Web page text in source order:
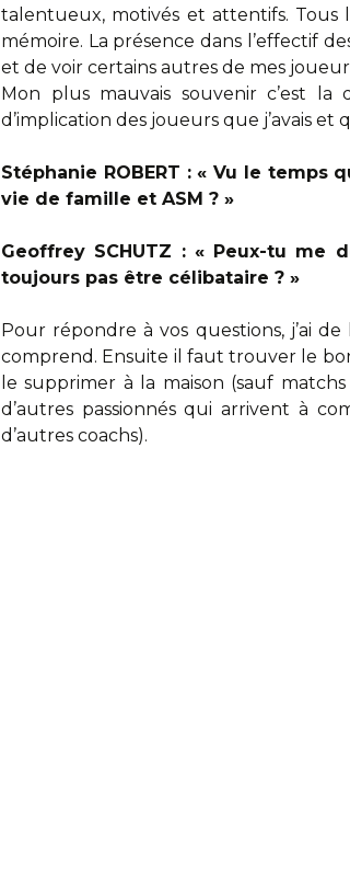
talentueux, motivés et attentifs. Tous
mémoire. La présence dans l’effectif
et de voir certains autres de mes
Mon plus mauvais souvenir c’est
d’implication des joueurs que j’avais
Stéphanie ROBERT : « Vu le
vie de famille et ASM ? »
Geoffrey SCHUTZ : « Peux-tu
toujours pas être célibataire ? »
Pour répondre à vos questions, j’ai
comprend. Ensuite il faut trouver le
le supprimer à la maison (sauf
d’autres passionnés qui arrivent à
d’autres coachs).